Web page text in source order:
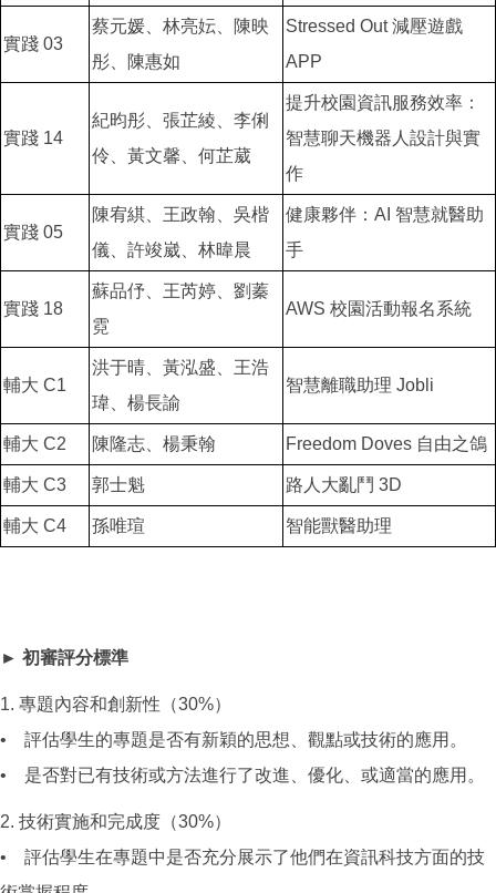
實踐 03
蔡元媛、林亮妘、陳映
彤、陳惠如
Stressed Out 減壓遊戲
APP
實踐 14
紀昀彤、張芷綾、李俐
伶、黃文馨、何芷葳
提升校園資訊服務效率：
智慧聊天機器人設計與實
作
實踐 05
陳宥綨、王政翰、吳楷
儀、許竣崴、林暐晨
健康夥伴：AI 智慧就醫助
手
實踐 18
蘇品伃、王芮婷、劉蓁
霓
AWS 校園活動報名系統
輔大 C1
洪于晴、黃泓盛、王浩
瑋、楊長諭
智慧離職助理 Jobli
輔大 C2 陳隆志、楊秉翰 Freedom Doves 自由之鴿
輔大 C3 郭士魁 路人大亂鬥 3D
輔大 C4 孫唯瑄 智能獸醫助理
► 初審評分標準
1. 專題內容和創新性（30%）
• 評估學生的專題是否有新穎的思想、觀點或技術的應用。
• 是否對已有技術或方法進行了改進、優化、或適當的應用。
2. 技術實施和完成度（30%）
• 評估學生在專題中是否充分展示了他們在資訊科技方面的技